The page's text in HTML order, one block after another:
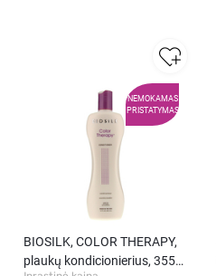
NEMOKAMAS
PRISTATYMAS
BIOSILK, COLOR THERAPY,
plaukų kondicionierius, 355